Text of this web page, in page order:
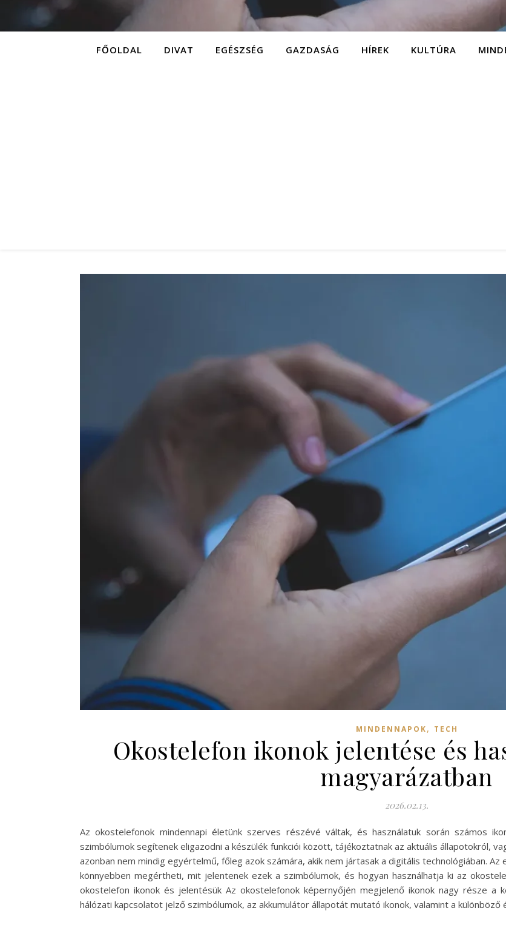
FŐOLDAL DIVAT EGÉSZSÉG GAZDASÁG HÍREK KULTÚRA
MINDENNAPOK, TECH
Okostelefon ikonok jelentése és
magyarázatban
2026.02.13.
Az okostelefonok mindennapi életünk szerves részévé váltak, és használatuk során számos
szimbólumok segítenek eligazodni a készülék funkciói között, tájékoztatnak az aktuális állapotokról,
azonban nem mindig egyértelmű, főleg azok számára, akik nem jártasak a digitális technológiában.
könnyebben megértheti, mit jelentenek ezek a szimbólumok, és hogyan használhatja ki az
okostelefon ikonok és jelentésük Az okostelefonok képernyőjén megjelenő ikonok nagy része a
hálózati kapcsolatot jelző szimbólumok, az akkumulátor állapotát mutató ikonok, valamint a